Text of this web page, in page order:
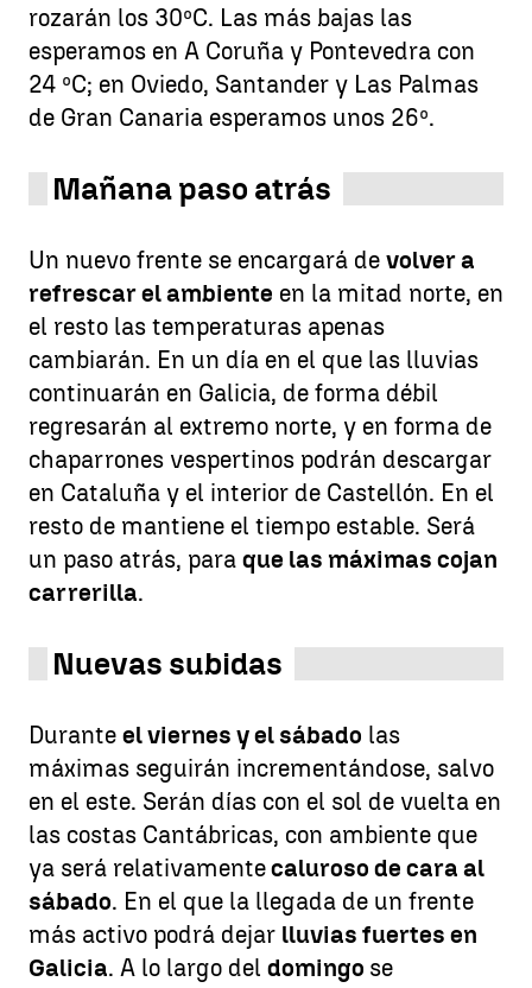
rozarán los 30ºC. Las más bajas las
esperamos en A Coruña y Pontevedra con
24 ºC; en Oviedo, Santander y Las Palmas
de Gran Canaria esperamos unos 26º.
Mañana paso atrás
Un nuevo frente se encargará de volver a
refrescar el ambiente en la mitad norte, en
el resto las temperaturas apenas
cambiarán. En un día en el que las lluvias
continuarán en Galicia, de forma débil
regresarán al extremo norte, y en forma de
chaparrones vespertinos podrán descargar
en Cataluña y el interior de Castellón. En el
resto de mantiene el tiempo estable. Será
un paso atrás, para que las máximas cojan
carrerilla.
Nuevas subidas
Durante el viernes y el sábado las
máximas seguirán incrementándose, salvo
en el este. Serán días con el sol de vuelta en
las costas Cantábricas, con ambiente que
ya será relativamentecaluroso de cara al
sábado. En el que la llegada de un frente
más activo podrá dejar lluvias fuertes en
Galicia. A lo largo del domingo se